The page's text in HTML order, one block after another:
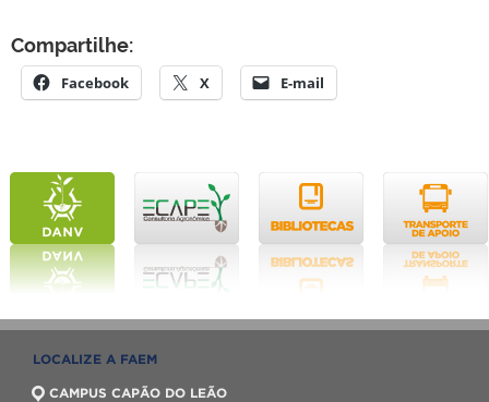
Compartilhe:
Facebook X E-mail
LOCALIZE A FAEM
CAMPUS CAPÃO DO LEÃO